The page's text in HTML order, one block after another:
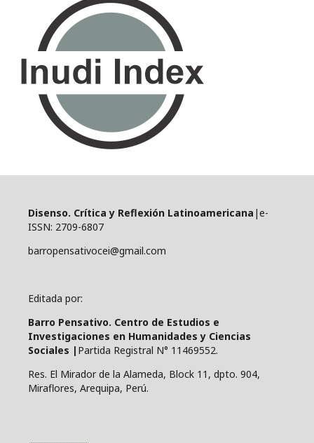
Disenso. Crítica y Reflexión Latinoamericana |e-
ISSN: 2709-6807
barropensativocei@gmail.com
Editada por:
Barro Pensativo. Centro de Estudios e
Investigaciones en Humanidades y Ciencias
Sociales | Partida Registral N° 11469552.
Res. El Mirador de la Alameda, Block 11, dpto. 904,
Miraflores, Arequipa, Perú.